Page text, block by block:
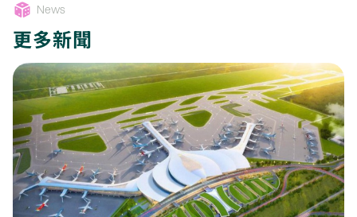
News
更多新聞